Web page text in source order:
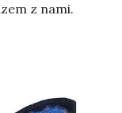
z nami.